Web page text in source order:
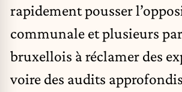
rapidement pousser
communale et plusieurs
bruxellois à réclamer des
voire des audits